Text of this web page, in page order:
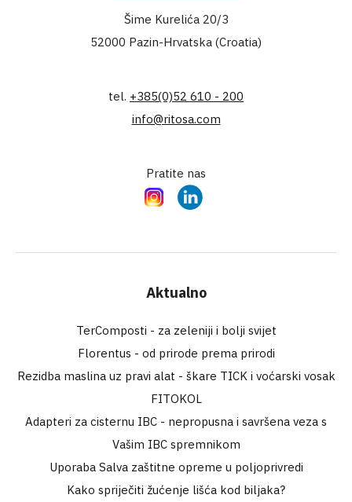
Šime Kurelića 20/3
52000 Pazin-Hrvatska (Croatia)
tel. +385(0)52 610 - 200
info@ritosa.com
Pratite nas
InstagramLinkedIn
Aktualno
TerComposti - za zeleniji i bolji svijet
Florentus - od prirode prema prirodi
Rezidba maslina uz pravi alat - škare TICK i voćarski vosak
FITOKOL
Adapteri za cisternu IBC - nepropusna i savršena veza s
Vašim IBC spremnikom
Uporaba Salva zaštitne opreme u poljoprivredi
Kako spriječiti žućenje lišća kod biljaka?